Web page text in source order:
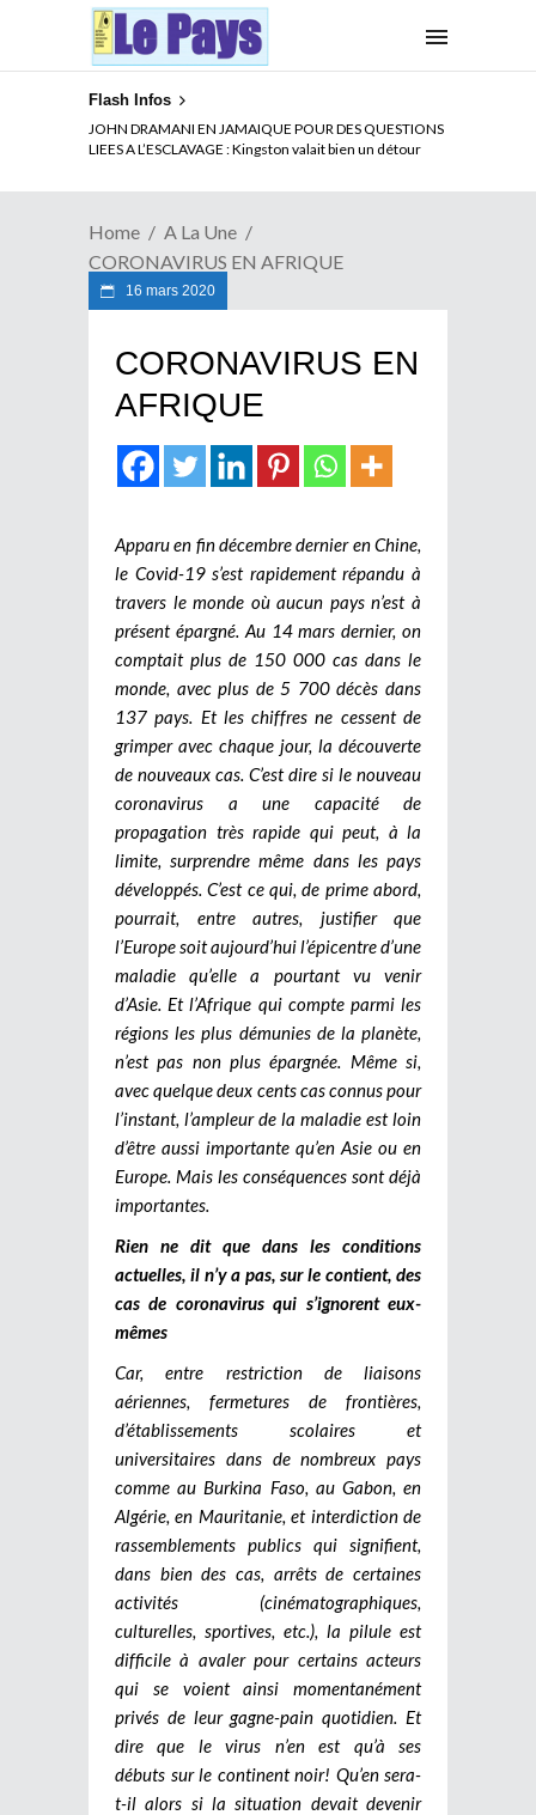
Flash Infos
JOHN DRAMANI EN JAMAIQUE POUR DES QUESTIONS
LIEES A L’ESCLAVAGE : Kingston valait bien un détour
ELECTION DE TALON A LA TETE DU SENAT BENINOIS :
Quand Patrice quitte le pouvoir sans partir !
Home
A La Une
CORONAVIRUS EN AFRIQUE
16 mars 2020
CORONAVIRUS EN
AFRIQUE
Apparu en fin décembre dernier en Chine,
le Covid-19 s’est rapidement répandu à
travers le monde où aucun pays n’est à
présent épargné. Au 14 mars dernier, on
comptait plus de 150 000 cas dans le
monde, avec plus de 5 700 décès dans
137 pays. Et les chiffres ne cessent de
grimper avec chaque jour, la découverte
de nouveaux cas. C’est dire si le nouveau
coronavirus a une capacité de
propagation très rapide qui peut, à la
limite, surprendre même dans les pays
développés. C’est ce qui, de prime abord,
pourrait, entre autres, justifier que
l’Europe soit aujourd’hui l’épicentre d’une
maladie qu’elle a pourtant vu venir
d’Asie. Et l’Afrique qui compte parmi les
régions les plus démunies de la planète,
n’est pas non plus épargnée. Même si,
avec quelque deux cents cas connus pour
l’instant, l’ampleur de la maladie est loin
d’être aussi importante qu’en Asie ou en
Europe. Mais les conséquences sont déjà
importantes.
Rien ne dit que dans les conditions
actuelles, il n’y a pas, sur le contient, des
cas de coronavirus qui s’ignorent eux-
mêmes
Car, entre restriction de liaisons
aériennes, fermetures de frontières,
d’établissements scolaires et
universitaires dans de nombreux pays
comme au Burkina Faso, au Gabon, en
Algérie, en Mauritanie, et interdiction de
rassemblements publics qui signifient,
dans bien des cas, arrêts de certaines
activités (cinématographiques,
culturelles, sportives, etc.), la pilule est
difficile à avaler pour certains acteurs
qui se voient ainsi momentanément
privés de leur gagne-pain quotidien. Et
dire que le virus n’en est qu’à ses
débuts sur le continent noir! Qu’en sera-
t-il alors si la situation devait devenir